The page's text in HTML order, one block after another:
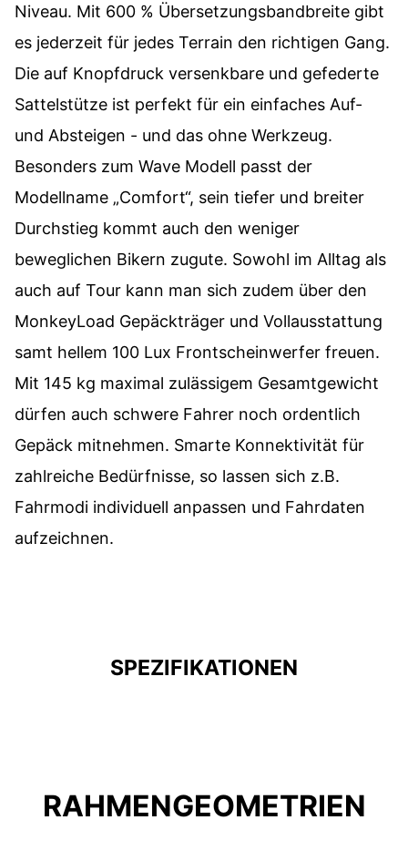
Niveau. Mit 600 % Übersetzungsbandbreite gibt
es jederzeit für jedes Terrain den richtigen Gang.
Die auf Knopfdruck versenkbare und gefederte
Sattelstütze ist perfekt für ein einfaches Auf-
und Absteigen - und das ohne Werkzeug.
Besonders zum Wave Modell passt der
Modellname „Comfort“, sein tiefer und breiter
Durchstieg kommt auch den weniger
beweglichen Bikern zugute. Sowohl im Alltag als
auch auf Tour kann man sich zudem über den
MonkeyLoad Gepäckträger und Vollausstattung
samt hellem 100 Lux Frontscheinwerfer freuen.
Mit 145 kg maximal zulässigem Gesamtgewicht
dürfen auch schwere Fahrer noch ordentlich
Gepäck mitnehmen. Smarte Konnektivität für
zahlreiche Bedürfnisse, so lassen sich z.B.
Fahrmodi individuell anpassen und Fahrdaten
aufzeichnen.
SPEZIFIKATIONEN
RAHMENGEOMETRIEN